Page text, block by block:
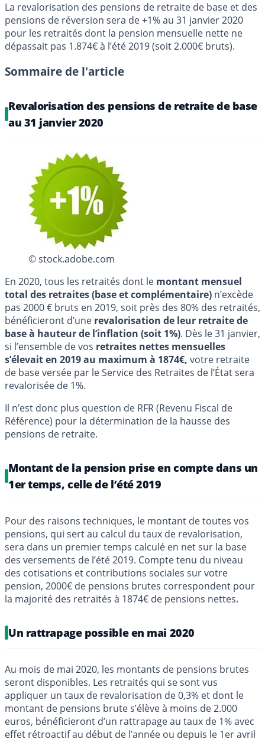
La revalorisation des pensions de retraite de base et des
pensions de réversion sera de +1% au 31 janvier 2020
pour les retraités dont la pension mensuelle nette ne
dépassait pas 1.874€ à l’été 2019 (soit 2.000€ bruts).
Sommaire de l'article
Revalorisation des pensions de retraite de base
au 31 janvier 2020
© stock.adobe.com
En 2020, tous les retraités dont le montant mensuel
total des retraites (base et complémentaire) n’excède
pas 2000 € bruts en 2019, soit près des 80% des retraités,
bénéficieront d’une revalorisation de leur retraite de
base à hauteur de l’inflation (soit 1%). Dès le 31 janvier,
si l’ensemble de vos retraites nettes mensuelles
s’élevait en 2019 au maximum à 1874€, votre retraite
de base versée par le Service des Retraites de l’État sera
revalorisée de 1%.
Il n’est donc plus question de RFR (Revenu Fiscal de
Référence) pour la détermination de la hausse des
pensions de retraite.
Montant de la pension prise en compte dans un
1er temps, celle de l’été 2019
Pour des raisons techniques, le montant de toutes vos
pensions, qui sert au calcul du taux de revalorisation,
sera dans un premier temps calculé en net sur la base
des versements de l’été 2019. Compte tenu du niveau
des cotisations et contributions sociales sur votre
pension, 2000€ de pensions brutes correspondent pour
la majorité des retraités à 1874€ de pensions nettes.
Un rattrapage possible en mai 2020
Au mois de mai 2020, les montants de pensions brutes
seront disponibles. Les retraités qui se sont vus
appliquer un taux de revalorisation de 0,3% et dont le
montant de pensions brute s’élève à moins de 2.000
euros, bénéficieront d’un rattrapage au taux de 1% avec
effet rétroactif au début de l’année ou depuis le 1er avril